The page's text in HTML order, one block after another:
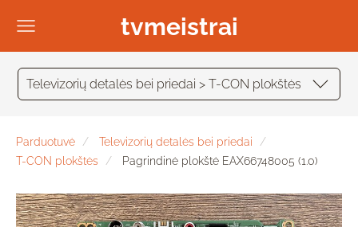
tvmeistrai
Televizorių detalės bei priedai > T-CON plokštės
Parduotuvė
Televizorių detalės bei priedai
T-CON plokštės
Pagrindinė plokštė EAX66748005 (1.0)